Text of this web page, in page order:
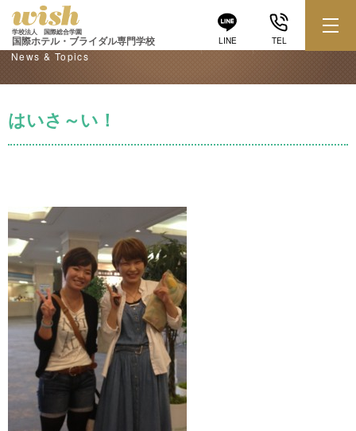
LINE TEL
学校法人 国際総合学園
国際ホテル・ブライダル専門学校
学校からのお知らせ
News & Topics
はいさ～い！